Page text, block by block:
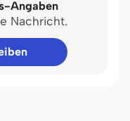
Angaben
Nachricht.